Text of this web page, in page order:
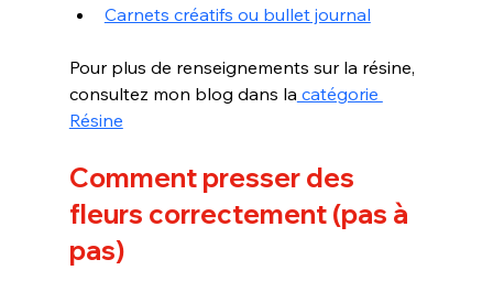
Carnets créatifs ou bullet journal
Pour plus de renseignements sur la résine,
consultez mon blog dans la catégorie
Résine
Comment presser des
fleurs correctement (pas à
pas)